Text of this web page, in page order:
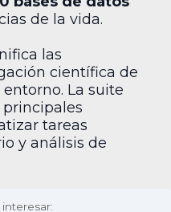
de la vida.
las
científica de
La suite
tareas
y análisis de